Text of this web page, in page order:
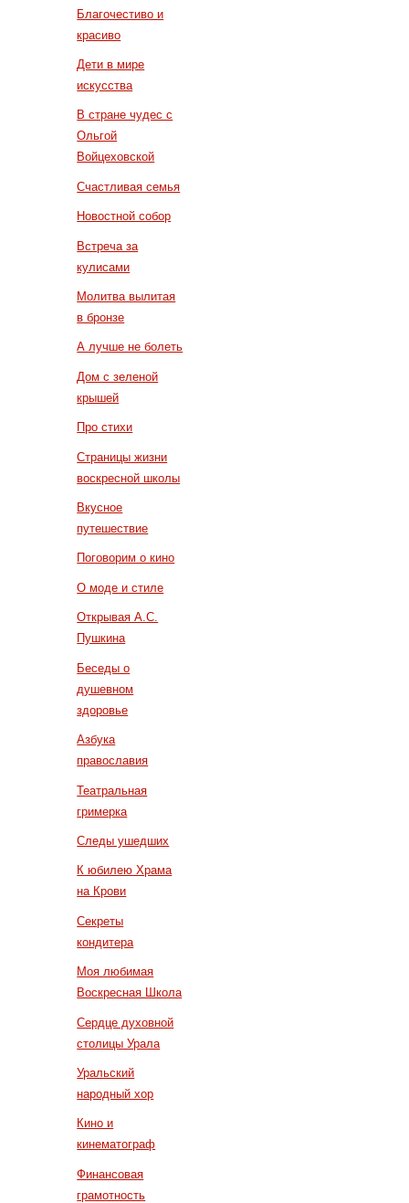
Благочестиво и
красиво
Дети в мире
искусства
В стране чудес с
Ольгой
Войцеховской
Счастливая семья
Новостной собор
Встреча за
кулисами
Молитва вылитая
в бронзе
А лучше не болеть
Дом с зеленой
крышей
Про стихи
Страницы жизни
воскресной школы
Вкусное
путешествие
Поговорим о кино
О моде и стиле
Открывая А.С.
Пушкина
Беседы о
душевном
здоровье
Азбука
православия
Театральная
гримерка
Следы ушедших
К юбилею Храма
на Крови
Секреты
кондитера
Моя любимая
Воскресная Школа
Сердце духовной
столицы Урала
Уральский
народный хор
Кино и
кинематограф
Финансовая
грамотность